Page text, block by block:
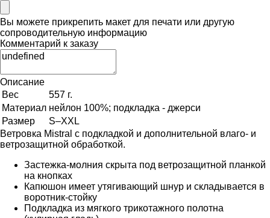
Вы можете прикрепить макет для печати или другую
сопроводительную информацию
Комментарий к заказу
Описание
Вес
557 г.
Материал нейлон 100%; подкладка - джерси
Размер
S–XXL
Ветровка Mistral с подкладкой и дополнительной влаго- и
ветрозащитной обработкой.
Застежка-молния скрыта под ветрозащитной планкой
на кнопках
Капюшон имеет утягивающий шнур и складывается в
воротник-стойку
Подкладка из мягкого трикотажного полотна